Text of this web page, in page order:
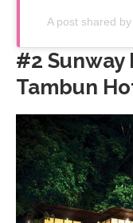
A post shared
#2 Sunway
Tambun